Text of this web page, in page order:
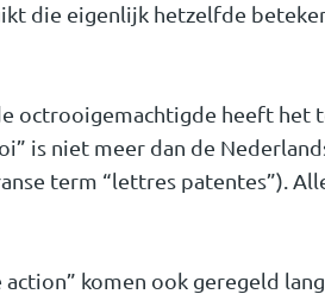
die eigenlijk hetzelfde
octrooigemachtigde heeft het
is niet meer dan de
term “lettres patentes”).
komen ook geregeld